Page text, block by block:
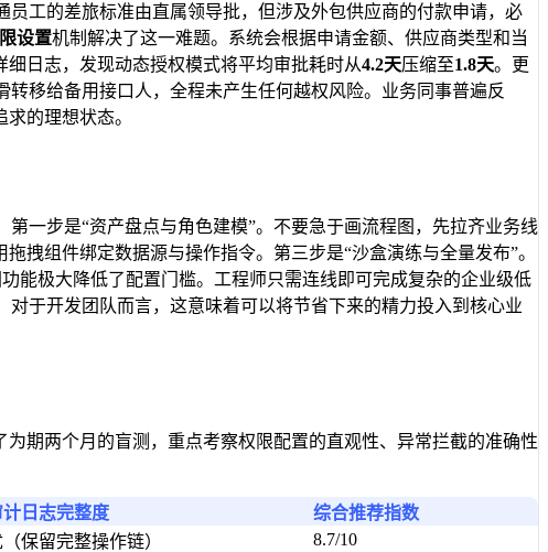
工的差旅标准由直属领导批，但涉及外包供应商的付款申请，必
设置机制解决了这一难题。系统会根据申请金额、供应商类型和当
日志，发现动态授权模式将平均审批耗时从4.2天压缩至1.8天。更
移给备用接口人，全程未产生任何越权风险。业务同事普遍反
求的理想状态。
一步是“资产盘点与角色建模”。不要急于画流程图，先拉齐业务线
拽组件绑定数据源与操作指令。第三步是“沙盒演练与全量发布”。
能极大降低了配置门槛。工程师只需连线即可完成复杂的企业级低
于开发团队而言，这意味着可以将节省下来的精力投入到核心业
期两个月的盲测，重点考察权限配置的直观性、异常拦截的准确性
计日志完整度
综合推荐指数
保留完整操作链）
8.7/10